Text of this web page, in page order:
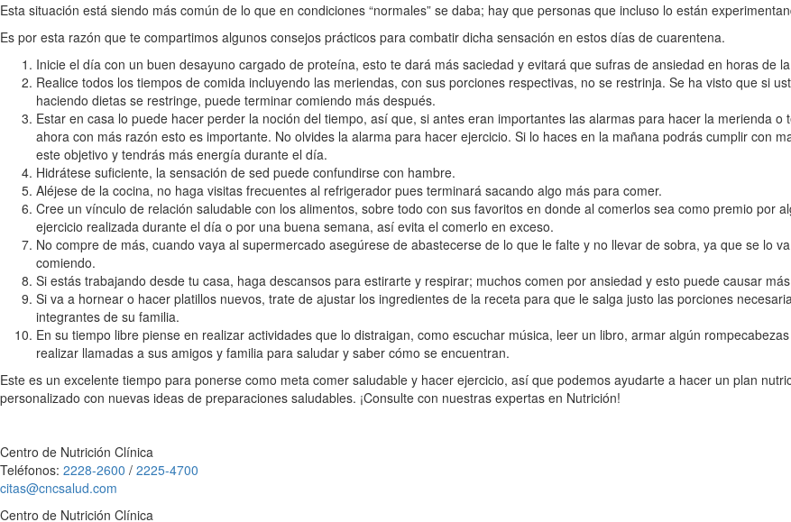
Esta situación está siendo más común de lo que en condiciones “normales” se daba; hay que personas que incluso lo están
Es por esta razón que te compartimos algunos consejos prácticos para combatir dicha sensación en estos días de cuarentena.
Inicie el día con un buen desayuno cargado de proteína, esto te dará más saciedad y evitará que sufras de ansiedad en horas de
Realice todos los tiempos de comida incluyendo las meriendas, con sus porciones respectivas, no se restrinja. Se ha visto que si
haciendo dietas se restringe, puede terminar comiendo más después.
Estar en casa lo puede hacer perder la noción del tiempo, así que, si antes eran importantes las alarmas para hacer la merienda o
ahora con más razón esto es importante. No olvides la alarma para hacer ejercicio. Si lo haces en la mañana podrás cumplir con
este objetivo y tendrás más energía durante el día.
Hidrátese suficiente, la sensación de sed puede confundirse con hambre.
Aléjese de la cocina, no haga visitas frecuentes al refrigerador pues terminará sacando algo más para comer.
Cree un vínculo de relación saludable con los alimentos, sobre todo con sus favoritos en donde al comerlos sea como premio por
ejercicio realizada durante el día o por una buena semana, así evita el comerlo en exceso.
No compre de más, cuando vaya al supermercado asegúrese de abastecerse de lo que le falte y no llevar de sobra, ya que se lo
comiendo.
Si estás trabajando desde tu casa, haga descansos para estirarte y respirar; muchos comen por ansiedad y esto puede causar
Si va a hornear o hacer platillos nuevos, trate de ajustar los ingredientes de la receta para que le salga justo las porciones
integrantes de su familia.
En su tiempo libre piense en realizar actividades que lo distraigan, como escuchar música, leer un libro, armar algún
realizar llamadas a sus amigos y familia para saludar y saber cómo se encuentran.
Este es un excelente tiempo para ponerse como meta comer saludable y hacer ejercicio, así que podemos ayudarte a hacer un plan
personalizado con nuevas ideas de preparaciones saludables. ¡Consulte con nuestras expertas en Nutrición!
Centro de Nutrición Clínica
Teléfonos: 2228-2600 / 2225-4700
citas@cncsalud.com
Centro de Nutrición Clínica